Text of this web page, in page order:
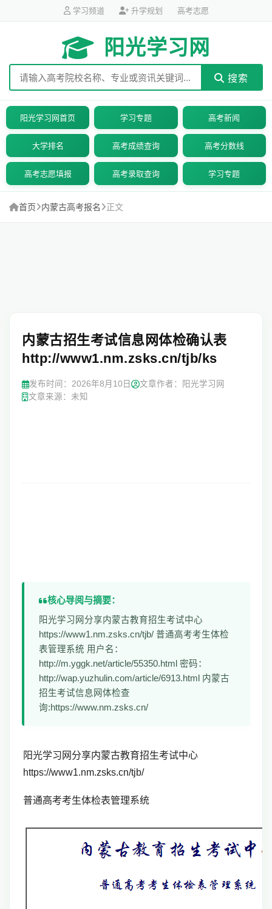
学习频道 升学规划 高考志愿
阳光学习网
搜索
阳光学习网首页 学习专题 高考新闻
大学排名 高考成绩查询 高考分数线
高考志愿填报 高考录取查询 学习专题
首页 内蒙古高考报名 正文
内蒙古招生考试信息网体检确认表
http://www1.nm.zsks.cn/tjb/ks
发布时间： 2026年8月10日
文章作者：阳光学习网
文章来源：未知
核心导阅与摘要：
阳光学习网分享内蒙古教育招生考试中心
https://www1.nm.zsks.cn/tjb/ 普通高考考生体检
表管理系统 用户名：
http://m.yggk.net/article/55350.html 密码：
http://wap.yuzhulin.com/article/6913.html 内蒙古
招生考试信息网体检查
询:https://www.nm.zsks.cn/
阳光学习网分享内蒙古教育招生考试中心
https://www1.nm.zsks.cn/tjb/
普通高考考生体检表管理系统